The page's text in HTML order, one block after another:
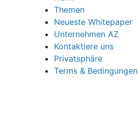
Themen
Neueste Whitepaper
Unternehmen AZ
Kontaktiere uns
Privatsphäre
Terms & Bedingungen